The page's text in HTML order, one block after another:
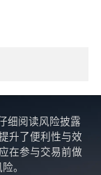
细阅读风险披露
升了便利性与效
在参与交易前做
。